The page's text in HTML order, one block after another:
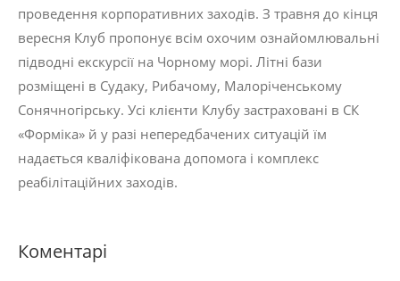
проведення корпоративних заходів. З травня до кінця
вересня Клуб пропонує всім охочим ознайомлювальні
підводні екскурсії на Чорному морі. Літні бази
розміщені в Судаку, Рибачому, Малоріченському
Сонячногірську. Усі клієнти Клубу застраховані в СК
«Форміка» й у разі непередбачених ситуацій їм
надається кваліфікована допомога і комплекс
реабілітаційних заходів.
Коментарі